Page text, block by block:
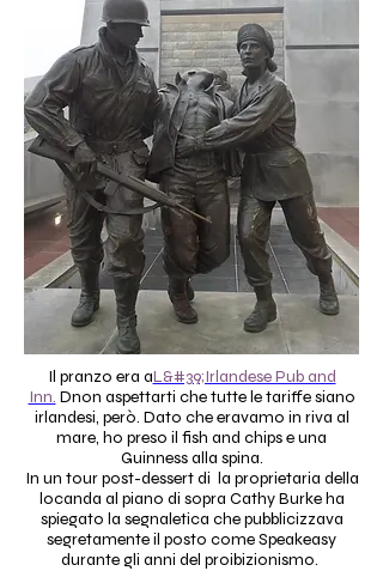
Il pranzo era aL&#39;Irlandese Pub and
Inn. Dnon aspettarti che tutte le tariffe siano
irlandesi, però. Dato che eravamo in riva al
mare, ho preso il fish and chips e una
Guinness alla spina.
In un tour post-dessert di la proprietaria della
locanda al piano di sopra Cathy Burke ha
spiegato la segnaletica che pubblicizzava
segretamente il posto come Speakeasy
durante gli anni del proibizionismo.